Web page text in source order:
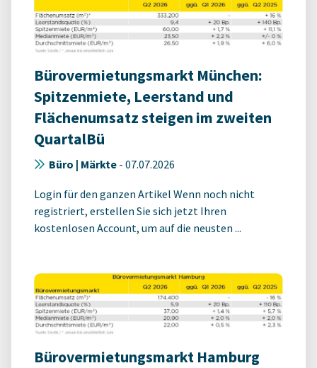
Bürovermietungsmarkt München:
Spitzenmiete, Leerstand und
Flächenumsatz steigen im zweiten
QuartalBü
Büro | Märkte - 07.07.2026
Login für den ganzen Artikel Wenn noch nicht
registriert, erstellen Sie sich jetzt Ihren
kostenlosen Account, um auf die neusten ...
Bürovermietungsmarkt Hamburg